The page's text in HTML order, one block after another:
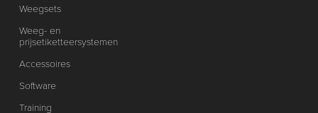
Weegsets
Weeg- en
prijsetiketteersystemen
Accessoires
Software
Training